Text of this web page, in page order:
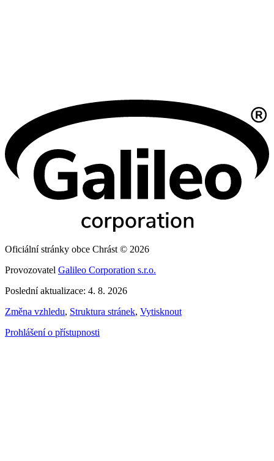
Oficiální stránky obce Chrást © 2026
Provozovatel Galileo Corporation s.r.o.
Poslední aktualizace: 4. 8. 2026
Změna vzhledu, Struktura stránek, Vytisknout
Prohlášení o přístupnosti